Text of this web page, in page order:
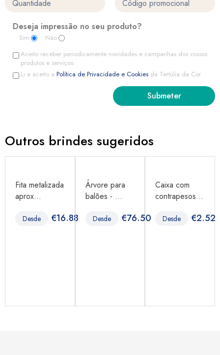
Deseja impressão no seu produto?
Sim
Não
Aceito receber periodicamente novidades e campanhas dos vossos
produtos e serviços.
Li e aceito a Política de Privacidade e Cookies da Tertúlia da Cor
Outros brindes sugeridos
Fita metalizada
aprox...
Desde €16.88
Árvore para
balões - ...
Desde €76.50
Caixa com
contrapesos...
Desde €2.52